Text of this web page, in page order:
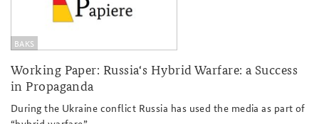
BAKS
Working Paper: Russia‘s Hybrid Warfare: a Success
in Propaganda
During the Ukraine conflict Russia has used the media as part of